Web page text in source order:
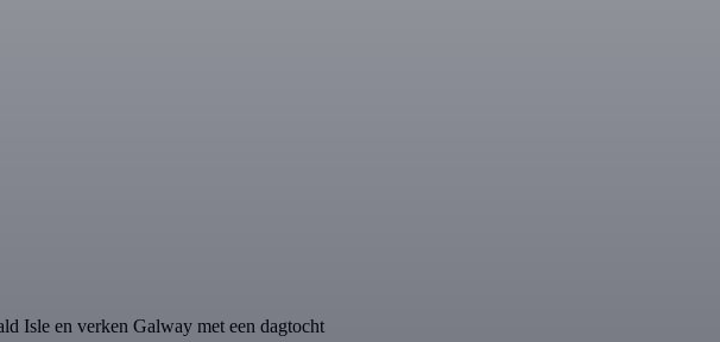
Isle en verken Galway met een dagtocht